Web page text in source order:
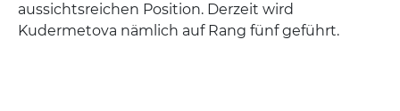
aussichtsreichen Position. Derzeit wird
Kudermetova nämlich auf Rang fünf geführt.